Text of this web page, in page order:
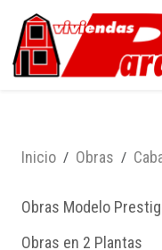
Inicio Obras
Obras Modelo
Obras en 2 Plantas